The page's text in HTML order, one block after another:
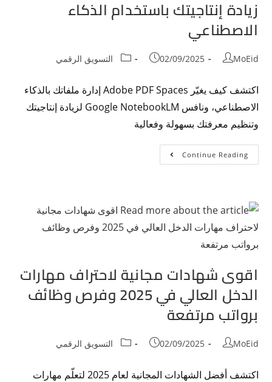
زيادة إنتاجيتك باستخدام الذكاء
الاصطناعي
MoEid
02/09/2025 التسويق الرقمي
اكتشف كيف يغيّر Adobe PDF Spaces إدارة ملفاتك بالذكاء
الاصطناعي، ونافس Google NotebookLM لزيادة إنتاجيتك
وتنظيم معرفتك بسهولة وفعالية
Continue Reading
اقوى شهادات مجانية لاحتراف مهارات
الدخل العالي في 2025 وفرص وظائف
برواتب مرتفعة
MoEid
02/09/2025 التسويق الرقمي
اكتشف أفضل الشهادات المجانية لعام 2025 لتعلّم مهارات